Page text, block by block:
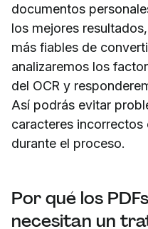
documentos
los mejores
más fiables de
analizaremos los
del OCR y
Así podrás evitar
caracteres
durante el proceso.
Por qué los
necesitan un